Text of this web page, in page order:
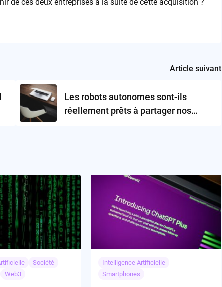
de ces deux entreprises à la suite de cette acquisition ?
Article suivant
Les robots autonomes sont-ils
réellement prêts à partager nos
Société
Web3
Intelligence Artificielle
Smartphones